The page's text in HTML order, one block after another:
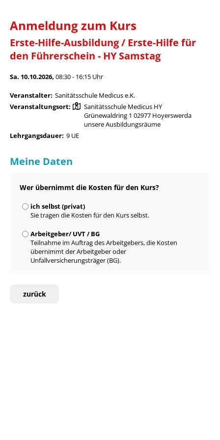
Anmeldung zum Kurs
Erste-Hilfe-Ausbildung / Erste-Hilfe für
den Führerschein - HY Samstag
Sa. 10.10.2026, 08:30 - 16:15 Uhr
Veranstalter: Sanitätsschule Medicus e.K.
Veranstaltungsort:
Sanitätsschule Medicus HY
Grünewaldring 1 02977 Hoyerswerda
unsere Ausbildungsräume
Lehrgangsdauer: 9 UE
Meine Daten
Wer übernimmt die Kosten für den Kurs?
ich selbst (privat)
Sie tragen die Kosten für den Kurs selbst.
Arbeitgeber/ UVT / BG
Teilnahme im Auftrag des Arbeitgebers, die Kosten
übernimmt der Arbeitgeber oder
Unfallversicherungsträger (BG).
zurück